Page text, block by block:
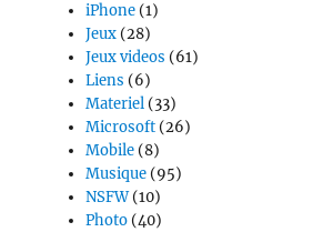
iPhone (1)
Jeux (28)
Jeux videos (61)
Liens (6)
Materiel (33)
Microsoft (26)
Mobile (8)
Musique (95)
NSFW(10)
Photo (40)